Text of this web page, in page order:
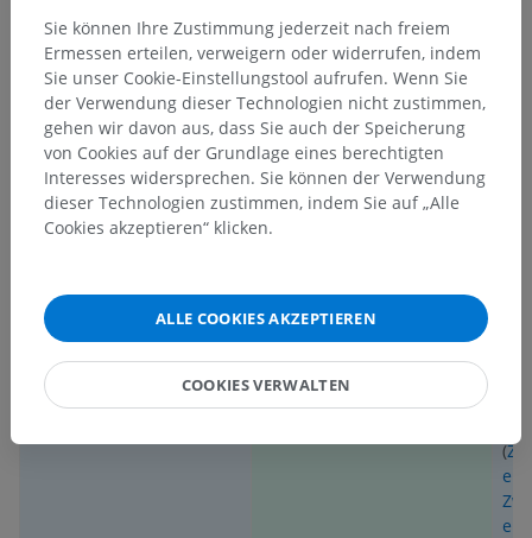
VOMSPINALNERV T10
VORDERER AST
MOTORISCHE
STRUKTUREN
SENSIBLE STRUKTUREN
Äußerer ,innererund
innerster
undQuerer Brustmuskel.
Innerer schräger
Bauchmuskel
Äußerer schräger
Das T10-Dermatom
(umfasst die Haut auf Höhe
(
eln
eln
Sie können Ihre Zustimmung jederzeit nach freiem
Ermessen erteilen, verweigern oder widerrufen, indem
Sie unser Cookie-Einstellungstool aufrufen. Wenn Sie
der Verwendung dieser Technologien nicht zustimmen,
gehen wir davon aus, dass Sie auch der Speicherung
von Cookies auf der Grundlage eines berechtigten
Interesses widersprechen. Sie können der Verwendung
dieser Technologien zustimmen, indem Sie auf „Alle
Cookies akzeptieren“ klicken.
ALLE COOKIES AKZEPTIEREN
COOKIES VERWALTEN